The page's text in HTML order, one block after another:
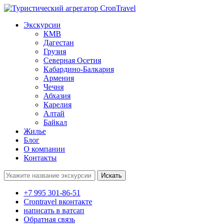
Экскурсии
КМВ
Дагестан
Грузия
Северная Осетия
Кабардино-Балкария
Армения
Чечня
Абхазия
Карелия
Алтай
Байкал
Жилье
Блог
О компании
Контакты
Поиск:
+7 995 301-86-51
Crontravel вконтакте
написать в ватсап
Обратная связь